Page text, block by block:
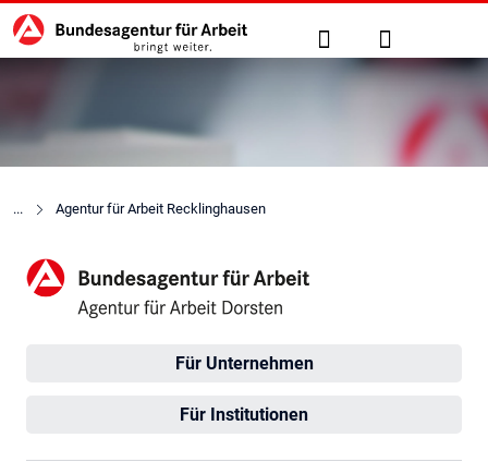
zu den Hauptinhalten springen
Hauptnavigation Suche Anmelden
Agentur für Arbeit Recklinghausen
Agentur für Arbeit Dorsten
Für Unternehmen
Für Institutionen